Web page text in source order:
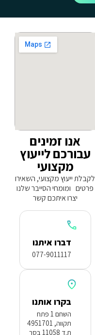
אנו זמינים
עבורכם לייעוץ
מקצועי
לקבלת ייעוץ מקצועי, השאירו
פרטים ומומחי הסייבר שלנו
יצרו איתכם קשר
דברו איתנו
077-9011117
בקרו אותנו
השחם 1 פתח
תקווה, 4951701
ת.ד 11058 בסר